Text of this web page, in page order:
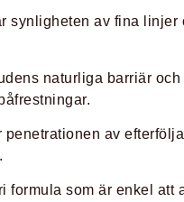
synligheten av fina linjer
naturliga barriär och
penetrationen av
formula som är enkel att